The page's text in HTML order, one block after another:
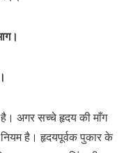
अगर सच्चे हृदय की माँग
नियम है। हृदयपूर्वक पुकार के